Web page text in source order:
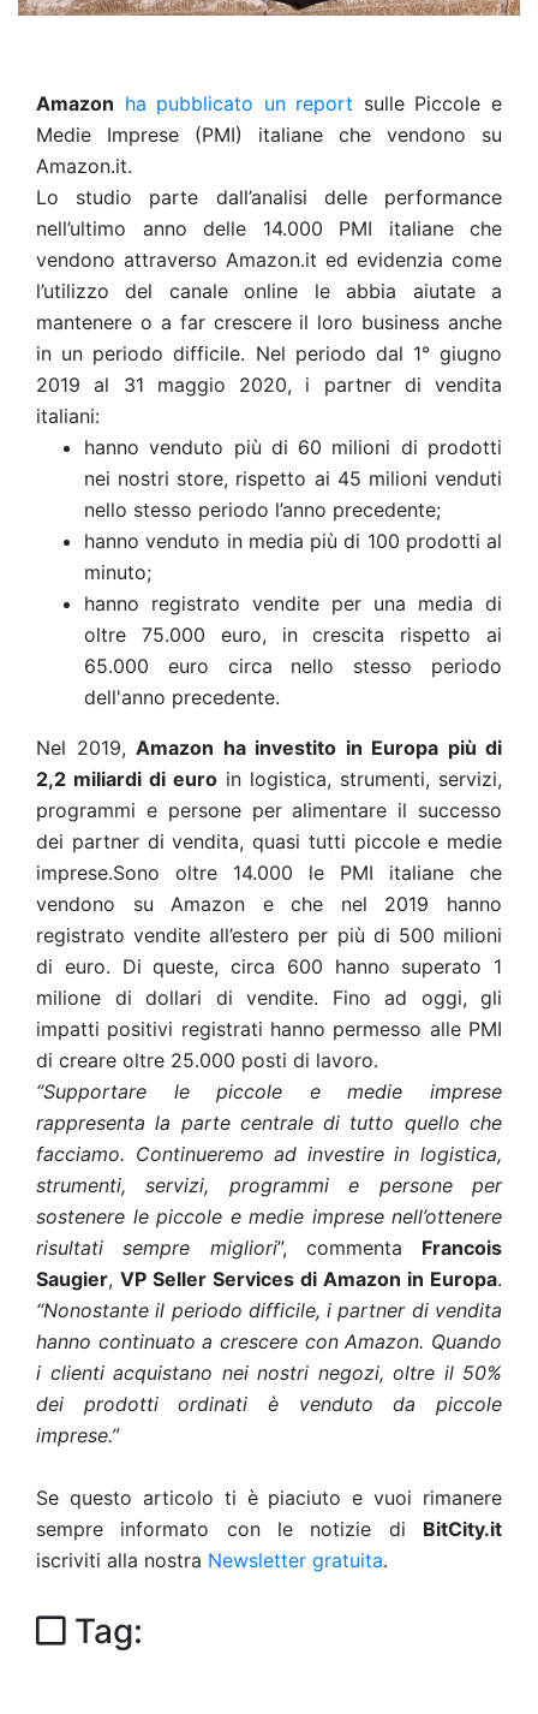
Amazon ha pubblicato un report sulle Piccole e
Medie Imprese (PMI) italiane che vendono su
Amazon.it.
Lo studio parte dall’analisi delle performance
nell’ultimo anno delle 14.000 PMI italiane che
vendono attraverso Amazon.it ed evidenzia come
l’utilizzo del canale online le abbia aiutate a
mantenere o a far crescere il loro business anche
in un periodo difficile. Nel periodo dal 1° giugno
2019 al 31 maggio 2020, i partner di vendita
italiani:
hanno venduto più di 60 milioni di prodotti
nei nostri store, rispetto ai 45 milioni venduti
nello stesso periodo l’anno precedente;
hanno venduto in media più di 100 prodotti al
minuto;
hanno registrato vendite per una media di
oltre 75.000 euro, in crescita rispetto ai
65.000 euro circa nello stesso periodo
dell'anno precedente.
Nel 2019, Amazon ha investito in Europa più di
2,2 miliardi di euro in logistica, strumenti, servizi,
programmi e persone per alimentare il successo
dei partner di vendita, quasi tutti piccole e medie
imprese.Sono oltre 14.000 le PMI italiane che
vendono su Amazon e che nel 2019 hanno
registrato vendite all’estero per più di 500 milioni
di euro. Di queste, circa 600 hanno superato 1
milione di dollari di vendite. Fino ad oggi, gli
impatti positivi registrati hanno permesso alle PMI
di creare oltre 25.000 posti di lavoro.
“Supportare le piccole e medie imprese
rappresenta la parte centrale di tutto quello che
facciamo. Continueremo ad investire in logistica,
strumenti, servizi, programmi e persone per
sostenere le piccole e medie imprese nell’ottenere
risultati sempre migliori”, commenta Francois
Saugier, VP Seller Services di Amazon in Europa.
“Nonostante il periodo difficile, i partner di vendita
hanno continuato a crescere con Amazon. Quando
i clienti acquistano nei nostri negozi, oltre il 50%
dei prodotti ordinati è venduto da piccole
imprese.”
Se questo articolo ti è piaciuto e vuoi rimanere
sempre informato con le notizie di BitCity.it
iscriviti alla nostra Newsletter gratuita.
Tag: